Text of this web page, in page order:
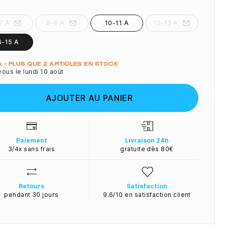
A 8-9 A 10-11 A 12-13 A
15 A
- PLUS QUE 2 ARTICLES EN STOCK
le lundi 10 août
AJOUTER AU PANIER
Paiement
3/4x sans frais
Livraison 24h
gratuite dès 80€
Retours
pendant 30 jours
Satisfaction
9.6/10 en satisfaction client